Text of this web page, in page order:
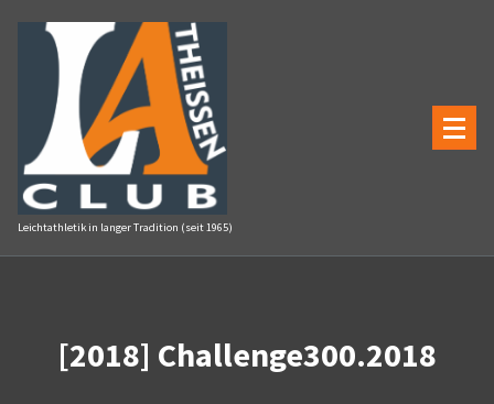
Inhalt
springen
Leichtathletik in langer Tradition (seit 1965)
[2018] Challenge300.2018